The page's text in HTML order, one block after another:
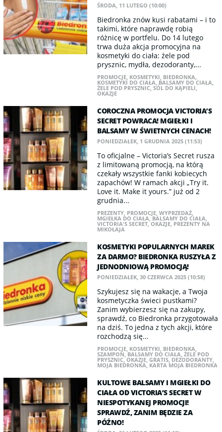
ŚRODA, 11 LUTEGO (10:00)
Biedronka znów kusi rabatami – i to
takimi, które naprawdę robią
różnicę w portfelu. Do 14 lutego
trwa duża akcja promocyjna na
kosmetyki do ciała: żele pod
prysznic, mydła, dezodoranty,...
PROMOCJE, KOSMETYKI, BIEDRONKA,
KOSMETYKI DO CIAŁA, BALSAMY DO CIAŁA,
ŻELE POD PRYSZNIC,SÓL DO KĄPIELI,
OKAZJE
COROCZNA PROMOCJA VICTORIA’S
SECRET POWRACA! MGIEŁKI I
BALSAMY W ŚWIETNYCH CENACH!
PONIEDZIAŁEK, 1 GRUDNIA 2025 (11:53)
To oficjalne – Victoria’s Secret rusza
z limitowaną promocją, na którą
czekały wszystkie fanki kobiecych
zapachów! W ramach akcji „Try it.
Love it. Make it yours.” już od 2
grudnia...
PREZENTY, PROMOCJE,WYPRZEDAŻ,
MGIEŁKA DO CIAŁA,BALSAMY DO CIAŁA,
VICTORIA'S SECRET,OKAZJE, PREZENTY NA
MIKOŁAJA
KOSMETYKI POPULARNYCH MAREK
ZA DARMO? BIEDRONKA RUSZYŁA Z
JEDNODNIOWĄ PROMOCJĄ!
PONIEDZIAŁEK, 30 CZERWCA 2025 (10:58)
Szykujesz się na wakacje, a Twoja
kosmetyczka świeci pustkami?
Zanim wybierzesz się na zakupy,
sprawdź, co Biedronka przygotowała
na dziś. To jedna z tych akcji, które
rozchodzą się...
PROMOCJE, KOSMETYKI, BIEDRONKA,
SZAMPON,BALSAMY DO CIAŁA,ŻELE POD
PRYSZNIC,OKAZJE,GRATIS, DEZODORANTY,
MOJA BIEDRONKA, KARTA MOJA BIEDRONKA
KULTOWE BALSAMY I MGIEŁKI DO
CIAŁA OD VICTORIA’S SECRET W
NIESPOTYKANEJ PROMOCJI!
SPRAWDŹ, ZANIM BĘDZIE ZA
PÓŹNO!